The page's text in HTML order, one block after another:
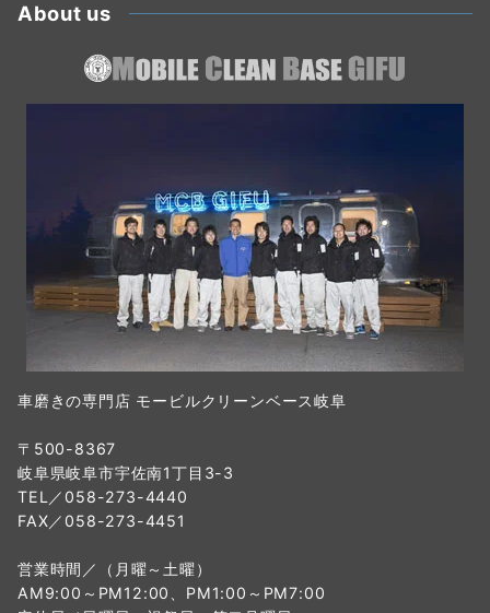
About us
車磨きの専門店 モービルクリーンベース岐阜
〒500-8367
岐阜県岐阜市宇佐南1丁目3-3
TEL／058-273-4440
FAX／058-273-4451
営業時間／（月曜～土曜）
AM9:00～PM12:00、PM1:00～PM7:00